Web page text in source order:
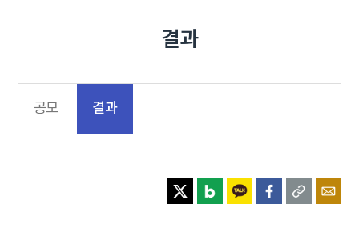
결과
공모 결과